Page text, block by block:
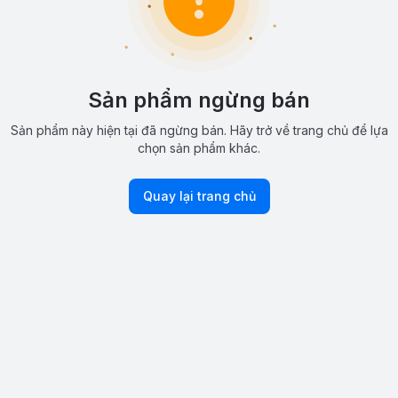
Sản phẩm ngừng bán
Sản phẩm này hiện tại đã ngừng bán. Hãy trở về trang chủ để lựa
chọn sản phẩm khác.
Quay lại trang chủ